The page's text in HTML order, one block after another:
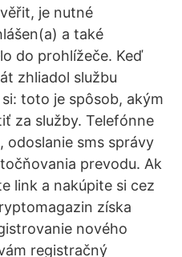
je nutné
a také
do prohlížeče. Keď
zhliadol službu
toto je spôsob, akým
za služby. Telefónne
odoslanie sms správy
prevodu. Ak
link a nakúpite si cez
získa
nového
registračný